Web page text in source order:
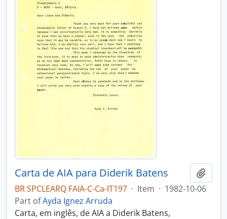
Carta de AIA para Diderik Batens
BR SPCLEARQ FAIA-C-Ca-IT197 · Item · 1982-10-06
Part ofAyda Ignez Arruda
Carta, em inglês, de AIA a Diderik Batens,